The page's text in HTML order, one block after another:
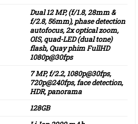
Dual 12 MP, (f/1.8, 28mm &
f/2.8, 56mm), phase detection
autofocus, 2x optical zoom,
OIS, quad-LED (dual tone)
flash, Quay phim FullHD
1080p@30fps
7 MP, f/2.2, 1080p@30fps,
720p@240fps, face detection,
HDR, panorama
128GB